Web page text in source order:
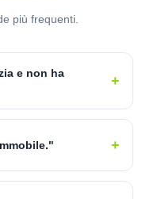
più frequenti.
e non ha
+
+